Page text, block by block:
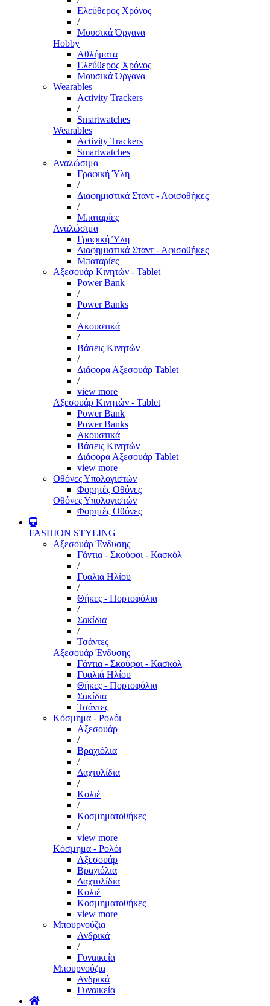
Ελεύθερος Χρόνος
/
Μουσικά Όργανα
Hobby
Αθλήματα
Ελεύθερος Χρόνος
Μουσικά Όργανα
Wearables
Activity Trackers
/
Smartwatches
Wearables
Activity Trackers
Smartwatches
Αναλώσιμα
Γραφική Ύλη
/
Διαφημιστικά Σταντ - Αφισοθήκες
/
Μπαταρίες
Αναλώσιμα
Γραφική Ύλη
Διαφημιστικά Σταντ - Αφισοθήκες
Μπαταρίες
Αξεσουάρ Κινητών - Tablet
Power Bank
/
Power Banks
/
Ακουστικά
/
Βάσεις Κινητών
/
Διάφορα Αξεσουάρ Tablet
/
view more
Αξεσουάρ Κινητών - Tablet
Power Bank
Power Banks
Ακουστικά
Βάσεις Κινητών
Διάφορα Αξεσουάρ Tablet
view more
Οθόνες Υπολογιστών
Φορητές Οθόνες
Οθόνες Υπολογιστών
Φορητές Οθόνες
FASHION STYLING
Αξεσουάρ Ένδυσης
Γάντια - Σκούφοι - Κασκόλ
/
Γυαλιά Ηλίου
/
Θήκες - Πορτοφόλια
/
Σακίδια
/
Τσάντες
Αξεσουάρ Ένδυσης
Γάντια - Σκούφοι - Κασκόλ
Γυαλιά Ηλίου
Θήκες - Πορτοφόλια
Σακίδια
Τσάντες
Κόσμημα - Ρολόι
Αξεσουάρ
/
Βραχιόλια
/
Δαχτυλίδια
/
Κολιέ
/
Κοσμηματοθήκες
/
view more
Κόσμημα - Ρολόι
Αξεσουάρ
Βραχιόλια
Δαχτυλίδια
Κολιέ
Κοσμηματοθήκες
view more
Μπουρνούζια
Ανδρικά
/
Γυναικεία
Μπουρνούζια
Ανδρικά
Γυναικεία